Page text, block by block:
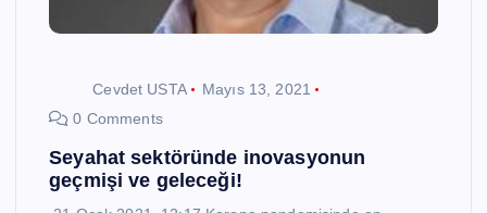
Cevdet USTA
Mayıs 13, 2021
0 Comments
Seyahat sektöründe inovasyonun
geçmişi ve geleceği!